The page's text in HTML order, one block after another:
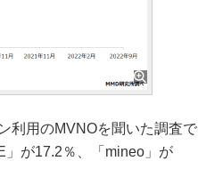
利用のMVNOを聞いた調査で
」が17.2％、「mineo」が